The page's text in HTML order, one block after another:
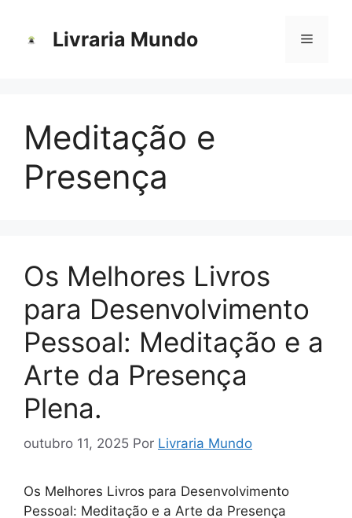
Livraria Mundo Menu
Meditação e
Presença
Os Melhores Livros
para Desenvolvimento
Pessoal: Meditação e a
Arte da Presença
Plena.
outubro 11, 2025 Por Livraria Mundo
Os Melhores Livros para Desenvolvimento
Pessoal: Meditação e a Arte da Presença